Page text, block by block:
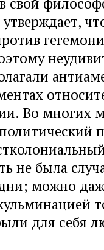
Во многих
не была
можно
для себя